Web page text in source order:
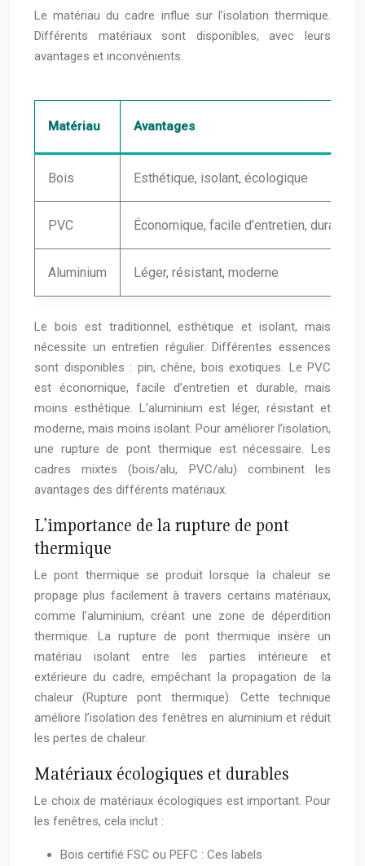
Le matériau du cadre influe sur l’isolation thermique.
Différents matériaux sont disponibles, avec leurs
avantages et inconvénients.
Matériau Avantages
Bois Esthétique, isolant, écologique
PVC Économique, facile d’entretien, durable
Aluminium Léger, résistant, moderne
Le bois est traditionnel, esthétique et isolant, mais
nécessite un entretien régulier. Différentes essences
sont disponibles : pin, chêne, bois exotiques. Le PVC
est économique, facile d’entretien et durable, mais
moins esthétique. L’aluminium est léger, résistant et
moderne, mais moins isolant. Pour améliorer l’isolation,
une rupture de pont thermique est nécessaire. Les
cadres mixtes (bois/alu, PVC/alu) combinent les
avantages des différents matériaux.
L’importance de la rupture de pont
thermique
Le pont thermique se produit lorsque la chaleur se
propage plus facilement à travers certains matériaux,
comme l’aluminium, créant une zone de déperdition
thermique. La rupture de pont thermique insère un
matériau isolant entre les parties intérieure et
extérieure du cadre, empêchant la propagation de la
chaleur (Rupture pont thermique). Cette technique
améliore l’isolation des fenêtres en aluminium et réduit
les pertes de chaleur.
Matériaux écologiques et durables
Le choix de matériaux écologiques est important. Pour
les fenêtres, cela inclut :
Bois certifié FSC ou PEFC : Ces labels